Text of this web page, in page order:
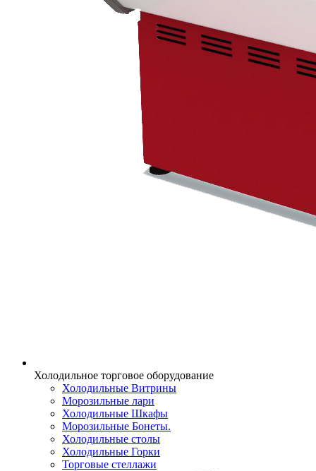
Холодильное торговое оборудование
Холодильные Витрины
Морозильные лари
Холодильные Шкафы
Морозильные Бонеты.
Холодильные столы
Холодильные Горки
Торговые стеллажи